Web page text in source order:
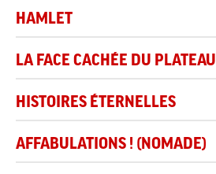
HAMLET
LA FACE CACHÉE DU PLATEAU
HISTOIRES ÉTERNELLES
AFFABULATIONS ! (NOMADE)